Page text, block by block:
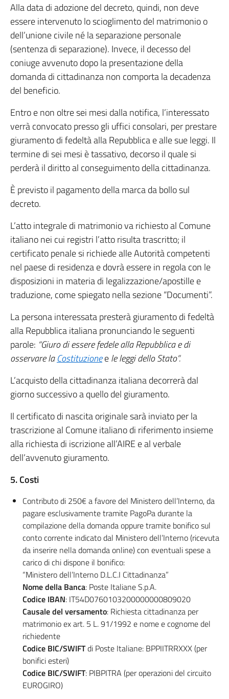
Alla data di adozione del decreto, quindi, non deve
essere intervenuto lo scioglimento del matrimonio o
dell’unione civile né la separazione personale
(sentenza di separazione). Invece, il decesso del
coniuge avvenuto dopo la presentazione della
domanda di cittadinanza non comporta la decadenza
del beneficio.
Entro e non oltre sei mesi dalla notifica, l’interessato
verrà convocato presso gli uffici consolari, per prestare
giuramento di fedeltà alla Repubblica e alle sue leggi. Il
termine di sei mesi è tassativo, decorso il quale si
perderà il diritto al conseguimento della cittadinanza.
È previsto il pagamento della marca da bollo sul
decreto.
L’atto integrale di matrimonio va richiesto al Comune
italiano nei cui registri l’atto risulta trascritto; il
certificato penale si richiede alle Autorità competenti
nel paese di residenza e dovrà essere in regola con le
disposizioni in materia di legalizzazione/apostille e
traduzione, come spiegato nella sezione “Documenti”.
La persona interessata presterà giuramento di fedeltà
alla Repubblica italiana pronunciando le seguenti
parole: “Giuro di essere fedele alla Repubblica e di
osservare laCostituzioneele leggi dello Stato”.
L’acquisto della cittadinanza italiana decorrerà dal
giorno successivo a quello del giuramento.
Il certificato di nascita originale sarà inviato per la
trascrizione al Comune italiano di riferimento insieme
alla richiesta di iscrizione all’AIRE e al verbale
dell’avvenuto giuramento.
5. Costi
Contributo di 250€ a favore del Ministero dell’Interno, da
pagare esclusivamente tramite PagoPa durante la
compilazione della domanda oppure tramite bonifico sul
conto corrente indicato dal Ministero dell’Interno (ricevuta
da inserire nella domanda online) con eventuali spese a
carico di chi dispone il bonifico:
“Ministero dell’Interno D.L.C.I Cittadinanza”
Nome della Banca: Poste Italiane S.p.A.
Codice IBAN: IT54D0760103200000000809020
Causale del versamento: Richiesta cittadinanza per
matrimonio ex art. 5 L. 91/1992 e nome e cognome del
richiedente
Codice BIC/SWIFTdi Poste Italiane: BPPIITRRXXX (per
bonifici esteri)
Codice BIC/SWIFT: PIBPITRA (per operazioni del circuito
EUROGIRO)